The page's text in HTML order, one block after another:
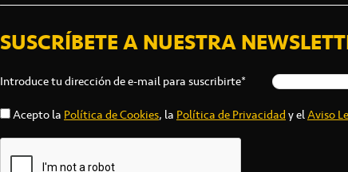
SUSCRÍBETE A NUESTRA
Introduce tu dirección de e-mail para suscribirte*
Acepto la Política de Cookies, la Política de Privacidady elAviso